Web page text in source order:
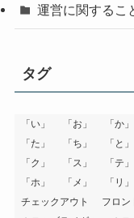
運営に関するこ
タグ
「い」 「お」 「か」
「た」
「ち」 「と」
「ク」
「ス」 「テ」
「ホ」
「メ」 「リ」
チェックアウト
フロン